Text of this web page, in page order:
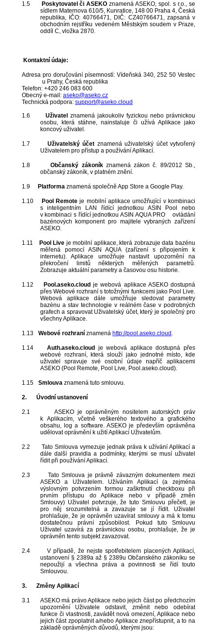
1.5 Poskytovatel či ASEKO znamená ASEKO, spol. s r.o., se
sídlem Maternova 610/5, Kunratice, 148 00 Praha 4, Česká
republika, IČO: 40766471, DIČ: CZ40766471, zapsaná v
obchodním rejstříku vedeném Městským soudem v Praze,
oddíl C, vložka 2870.
Kontaktní údaje:
Adresa pro doručování písemností: Vídeňská 340, 252 50 Vestec
u Prahy, Česká republika
Telefon: +420 246 083 600
Obecný e-mail: aseko@aseko.cz
Technická podpora: support@aseko.cloud
1.6
Uživatel znamená jakoukoliv fyzickou nebo právnickou
osobu, která stáhne, nainstaluje či užívá Aplikace jako
koncový uživatel.
1.7 Uživatelský účet znamená uživatelský účet vytvořený
Uživatelem pro přístup a používání Aplikací.
1.8 Občanský zákoník znamená zákon č. 89/2012 Sb.,
občanský zákoník, v platném znění.
1.9 Platforma znamená společně App Store a Google Play.
1.10 Pool Remote je mobilní aplikace umožňující v kombinaci
s inteligentním LAN řídící jednotkou ASIN Pool nebo
v kombinaci s řídící jednotkou ASIN AQUA PRO ovládání
bazénových komponent pro majitele vybraných zařízení
ASEKO.
1.11 Pool Live je mobilní aplikace, která zobrazuje data bazénu
měřená pomocí ASIN AQUA (zařízení s připojením k
internetu). Aplikace umožňuje nastavit upozornění na
překročení limitů některých měřených parametrů.
Zobrazuje aktuální parametry a časovou osu historie.
1.12 Pool.aseko.cloud je webová aplikace ASEKO dostupná
přes Webové rozhraní s totožnými funkcemi jako Pool Live.
Webová aplikace dále umožňuje sledovat parametry
bazénu a stav technologie v reálném čase v podrobných
grafech a spravovat Uživatelský účet, který je společný pro
všechny Aplikace.
1.13 Webové rozhraní znamená http://pool.aseko.cloud .
1.14 Auth.aseko.cloud je webová aplikace dostupná přes
webové rozhraní, která slouží jako jednotné místo, kde
uživatel spravuje své osobní údaje napříč aplikacemi
ASEKO (Pool Remote, Pool Live, Pool.aseko.cloud).
1.15 Smlouva znamená tuto smlouvu.
2. Úvodní ustanovení
2.1
ASEKO je oprávněným nositelem autorských práv
k Aplikacím, včetně veškerého textového a grafického
obsahu, log a software. ASEKO je především oprávněna
udělovat oprávnění k užití Aplikací Uživatelům.
2.2
Tato Smlouva vymezuje jednak práva k užívání Aplikací a
dále další pravidla a podmínky, kterými se musí uživatel
řídit při používání Aplikací.
2.3
Tato Smlouva je právně závazným dokumentem mezi
ASEKO a Uživatelem. Užíváním Aplikací (a zejména
výslovným potvrzením formou zaškrtnutí checkboxu při
prvním přístupu do Aplikace nebo v případě změn
Smlouvy) Uživatel potvrzuje, že tuto Smlouvu přečetl, je
pro něj srozumitelná a zavazuje se jí řídit. Uživatel
prohlašuje, že je oprávněn uzavírat smlouvy a má k tomu
dostatečnou právní způsobilost. Pokud tuto Smlouvu
Uživatel uzavírá za právnickou osobu, prohlašuje, že je
oprávněn tento subjekt zavazovat.
2.4
V případě, že nejste spotřebitelem placených Aplikací,
ustanovení § 2389a až § 2389u Občanského zákoníku se
nepoužijí a všechna práva a povinnosti se řídí touto
Smlouvou.
3. Změny Aplikací
3.1
ASEKO má právo Aplikace nebo jejich část po předchozím
upozornění Uživatele odstavit, změnit nebo odebírat
funkce či vlastnosti, zavádět nová omezení, Aplikace nebo
jejich část zpoplatnit a/nebo Aplikace znepřístupnit, a to na
základě oprávněných důvodů, kterými jsou: